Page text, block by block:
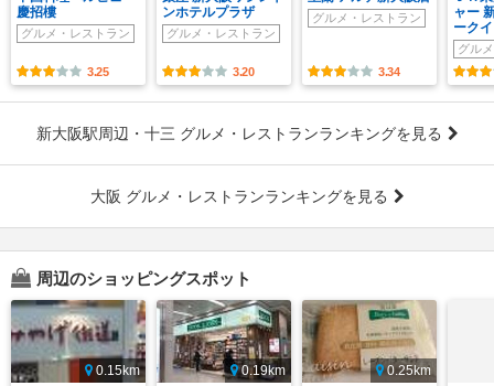
慶招樓
グルメ・レストラン
3.25
ンホテルプラザ
グルメ・レストラン
3.20
グルメ・レストラン
3.34
ャー
ーク
グル
新大阪駅周辺・十三 グルメ・レストランランキングを見る
大阪 グルメ・レストランランキングを見る
周辺のショッピングスポット
0.15km
0.19km
0.25km